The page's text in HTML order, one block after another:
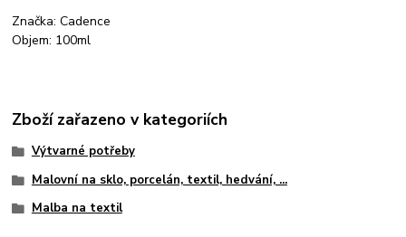
Značka: Cadence
Objem: 100ml
Zboží zařazeno v kategoriích
Výtvarné potřeby
Malovní na sklo, porcelán, textil, hedvání, ...
Malba na textil